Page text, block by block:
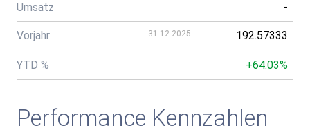
Umsatz -
Vorjahr 31.12.2025 192.57333
YTD % +64.03%
Performance Kennzahlen